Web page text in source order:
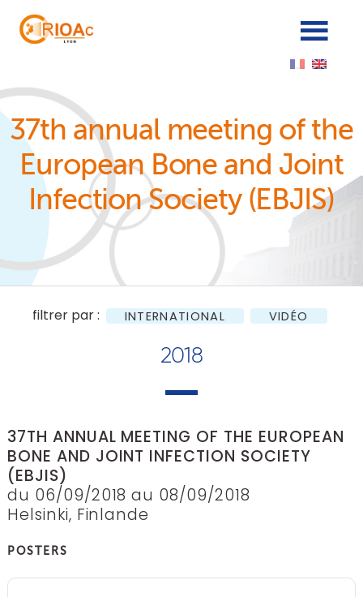
37th annual meeting of the
European Bone and Joint
Infection Society (EBJIS)
filtrer par : INTERNATIONAL VIDÉO
2018
37TH ANNUAL MEETING OF THE EUROPEAN
BONE AND JOINT INFECTION SOCIETY
(EBJIS)
du 06/09/2018 au 08/09/2018
Helsinki, Finlande
POSTERS
Cookies management panel